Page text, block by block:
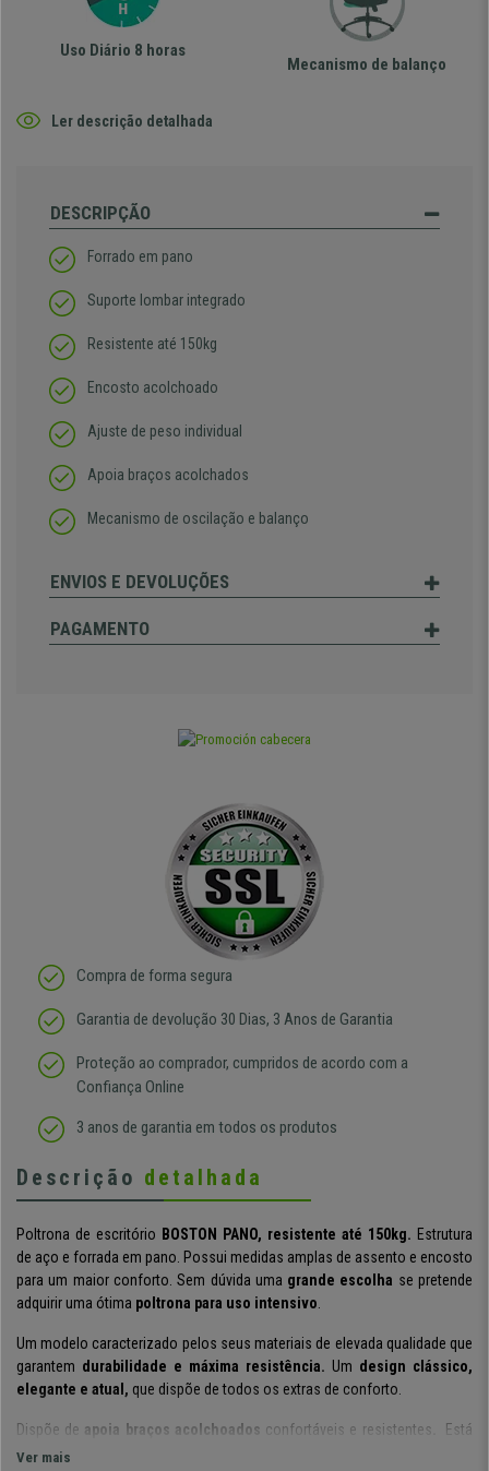
Uso Diário 8 horas
Mecanismo de balanço
Ler descrição detalhada
DESCRIPÇÃO
Forrado em pano
Suporte lombar integrado
Resistente até 150kg
Encosto acolchoado
Ajuste de peso individual
Apoia braços acolchados
Mecanismo de oscilação e balanço
ENVIOS E DEVOLUÇÕES
PAGAMENTO
Compra de forma segura
Garantia de devolução 30 Dias, 3 Anos de Garantia
Proteção ao comprador, cumpridos de acordo com a
Confiança Online
3 anos de garantia em todos os produtos
Descrição detalhada
Poltrona de escritório BOSTON PANO, resistente até 150kg. Estrutura
de aço e forrada em pano. Possui medidas amplas de assento e encosto
para um maior conforto.Sem dúvida uma grande escolha se pretende
adquirir uma ótima poltrona para uso intensivo
Um modelo caracterizado pelos seus materiais de elevada qualidade que
garantem durabilidade e máxima resistência. Um design clássico,
elegante e atual, que dispõe de todos os extras de conforto.
Dispõe de apoia braços acolchoados confortáveis e resistentes
Está
fabricado para ser usado por largos períodos de tempo, estando
Ver mais